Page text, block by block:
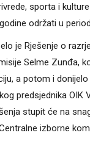
sporta i
održati u
je Rješenje o
Selme Zunđa,
a potom i donijelo
predsjednika OIK
stupit će na
izborne